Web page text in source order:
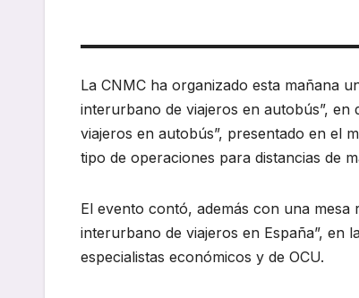
La CNMC ha organizado esta mañana
interurbano de viajeros en autobús”,
viajeros en autobús”, presentado en el
tipo de operaciones para distancias de
El evento contó, además con una
interurbano de viajeros en España”, en
especialistas económicos y de OCU.